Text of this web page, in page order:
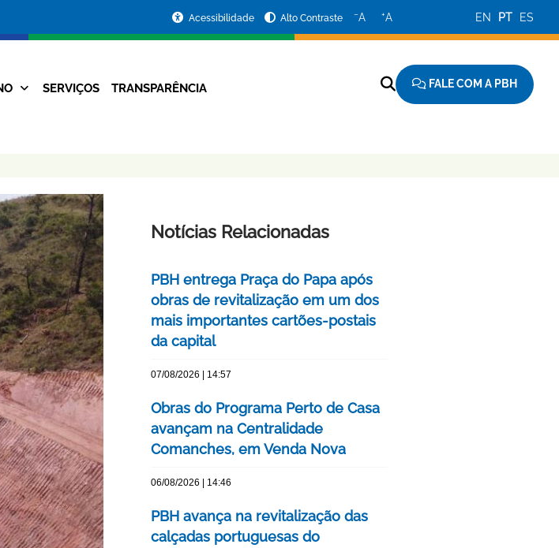
Acessibilidade Alto Contraste −A +A EN PT ES
SERVIÇOS TRANSPARÊNCIA FALE COM A PBH
Notícias Relacionadas
PBH entrega Praça do Papa após
obras de revitalização em um dos
mais importantes cartões-postais
da capital
07/08/2026 | 14:57
Obras do Programa Perto de Casa
avançam na Centralidade
Comanches, em Venda Nova
06/08/2026 | 14:46
PBH avança na revitalização das
calçadas portuguesas do